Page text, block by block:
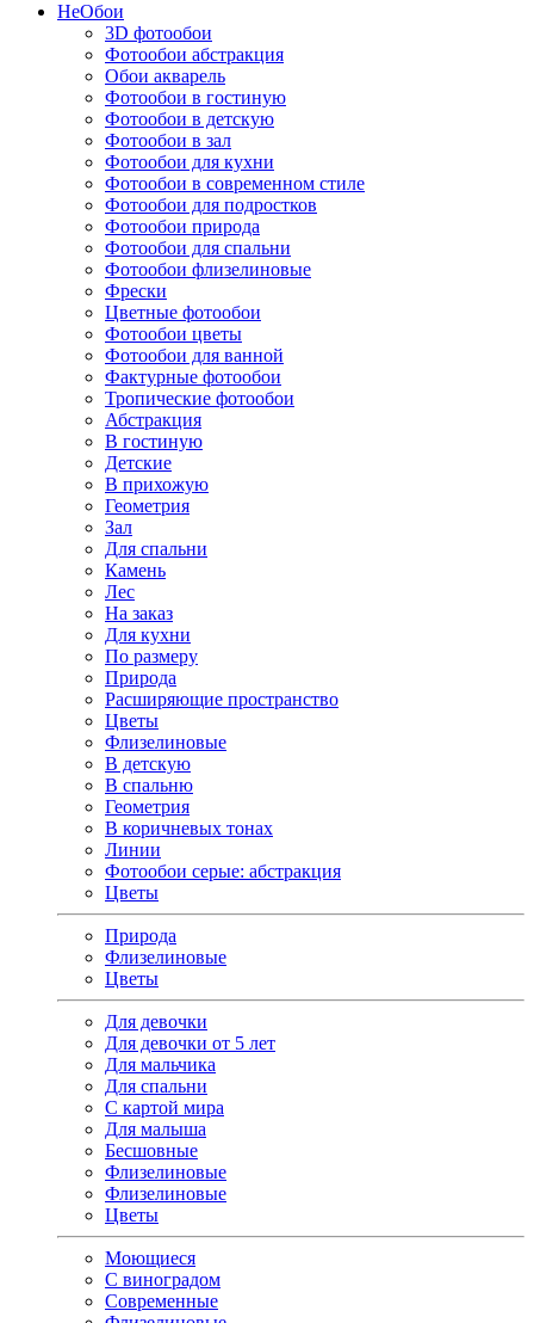
НеОбои
3D фотообои
Фотообои абстракция
Обои акварель
Фотообои в гостиную
Фотообои в детскую
Фотообои в зал
Фотообои для кухни
Фотообои в современном стиле
Фотообои для подростков
Фотообои природа
Фотообои для спальни
Фотообои флизелиновые
Фрески
Цветные фотообои
Фотообои цветы
Фотообои для ванной
Фактурные фотообои
Тропические фотообои
Абстракция
В гостиную
Детские
В прихожую
Геометрия
Зал
Для спальни
Камень
Лес
На заказ
Для кухни
По размеру
Природа
Расширяющие пространство
Цветы
Флизелиновые
В детскую
В спальню
Геометрия
В коричневых тонах
Линии
Фотообои серые: абстракция
Цветы
Природа
Флизелиновые
Цветы
Для девочки
Для девочки от 5 лет
Для мальчика
Для спальни
С картой мира
Для малыша
Бесшовные
Флизелиновые
Флизелиновые
Цветы
Моющиеся
С виноградом
Современные